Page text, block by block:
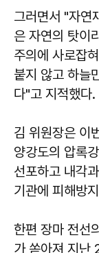
그러면서 "자연
은 자연의 탓이
주의에 사로잡
붙지 않고 하늘
다"고 지적했다.
김 위원장은 이
양강도의 압록
선포하고 내각
기관에 피해방
한편 장마 전선
가 쏟아져 지난